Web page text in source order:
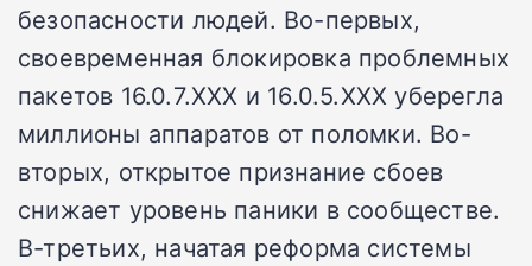
безопасности людей. Во-первых,
своевременная блокировка проблемных
пакетов 16.0.7.XXX и 16.0.5.XXX уберегла
миллионы аппаратов от поломки. Во-
вторых, открытое признание сбоев
снижает уровень паники в сообществе.
В-третьих, начатая реформа системы